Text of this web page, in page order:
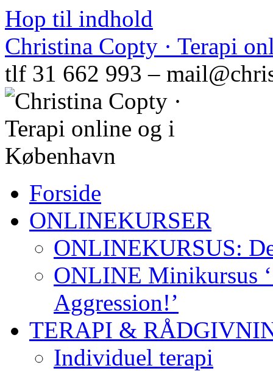
Hop til indhold
Christina Copty · Terapi
tlf 31 662 993 –
Forside
ONLINEKURSER
ONLINEKURSUS:
ONLINE Minikursus
Aggression!’
TERAPI &
Individuel terapi